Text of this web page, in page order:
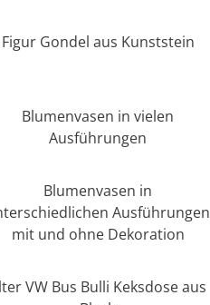
Figur Gondel aus Kunststein
Blumenvasen in vielen
Ausführungen
Blumenvasen in
Ausführungen
mit und ohne Dekoration
VW Bus Bulli Keksdose aus